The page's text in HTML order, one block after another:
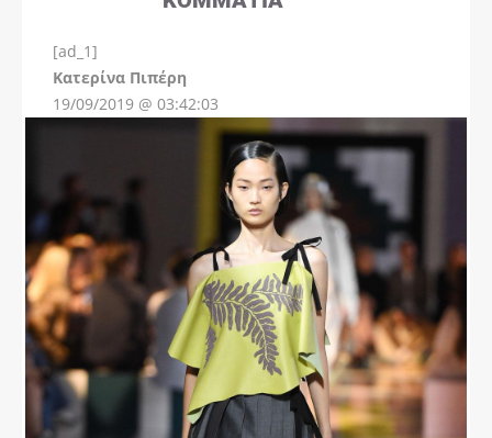
[ad_1]
Kατερίνα Πιπέρη
19/09/2019 @ 03:42:03